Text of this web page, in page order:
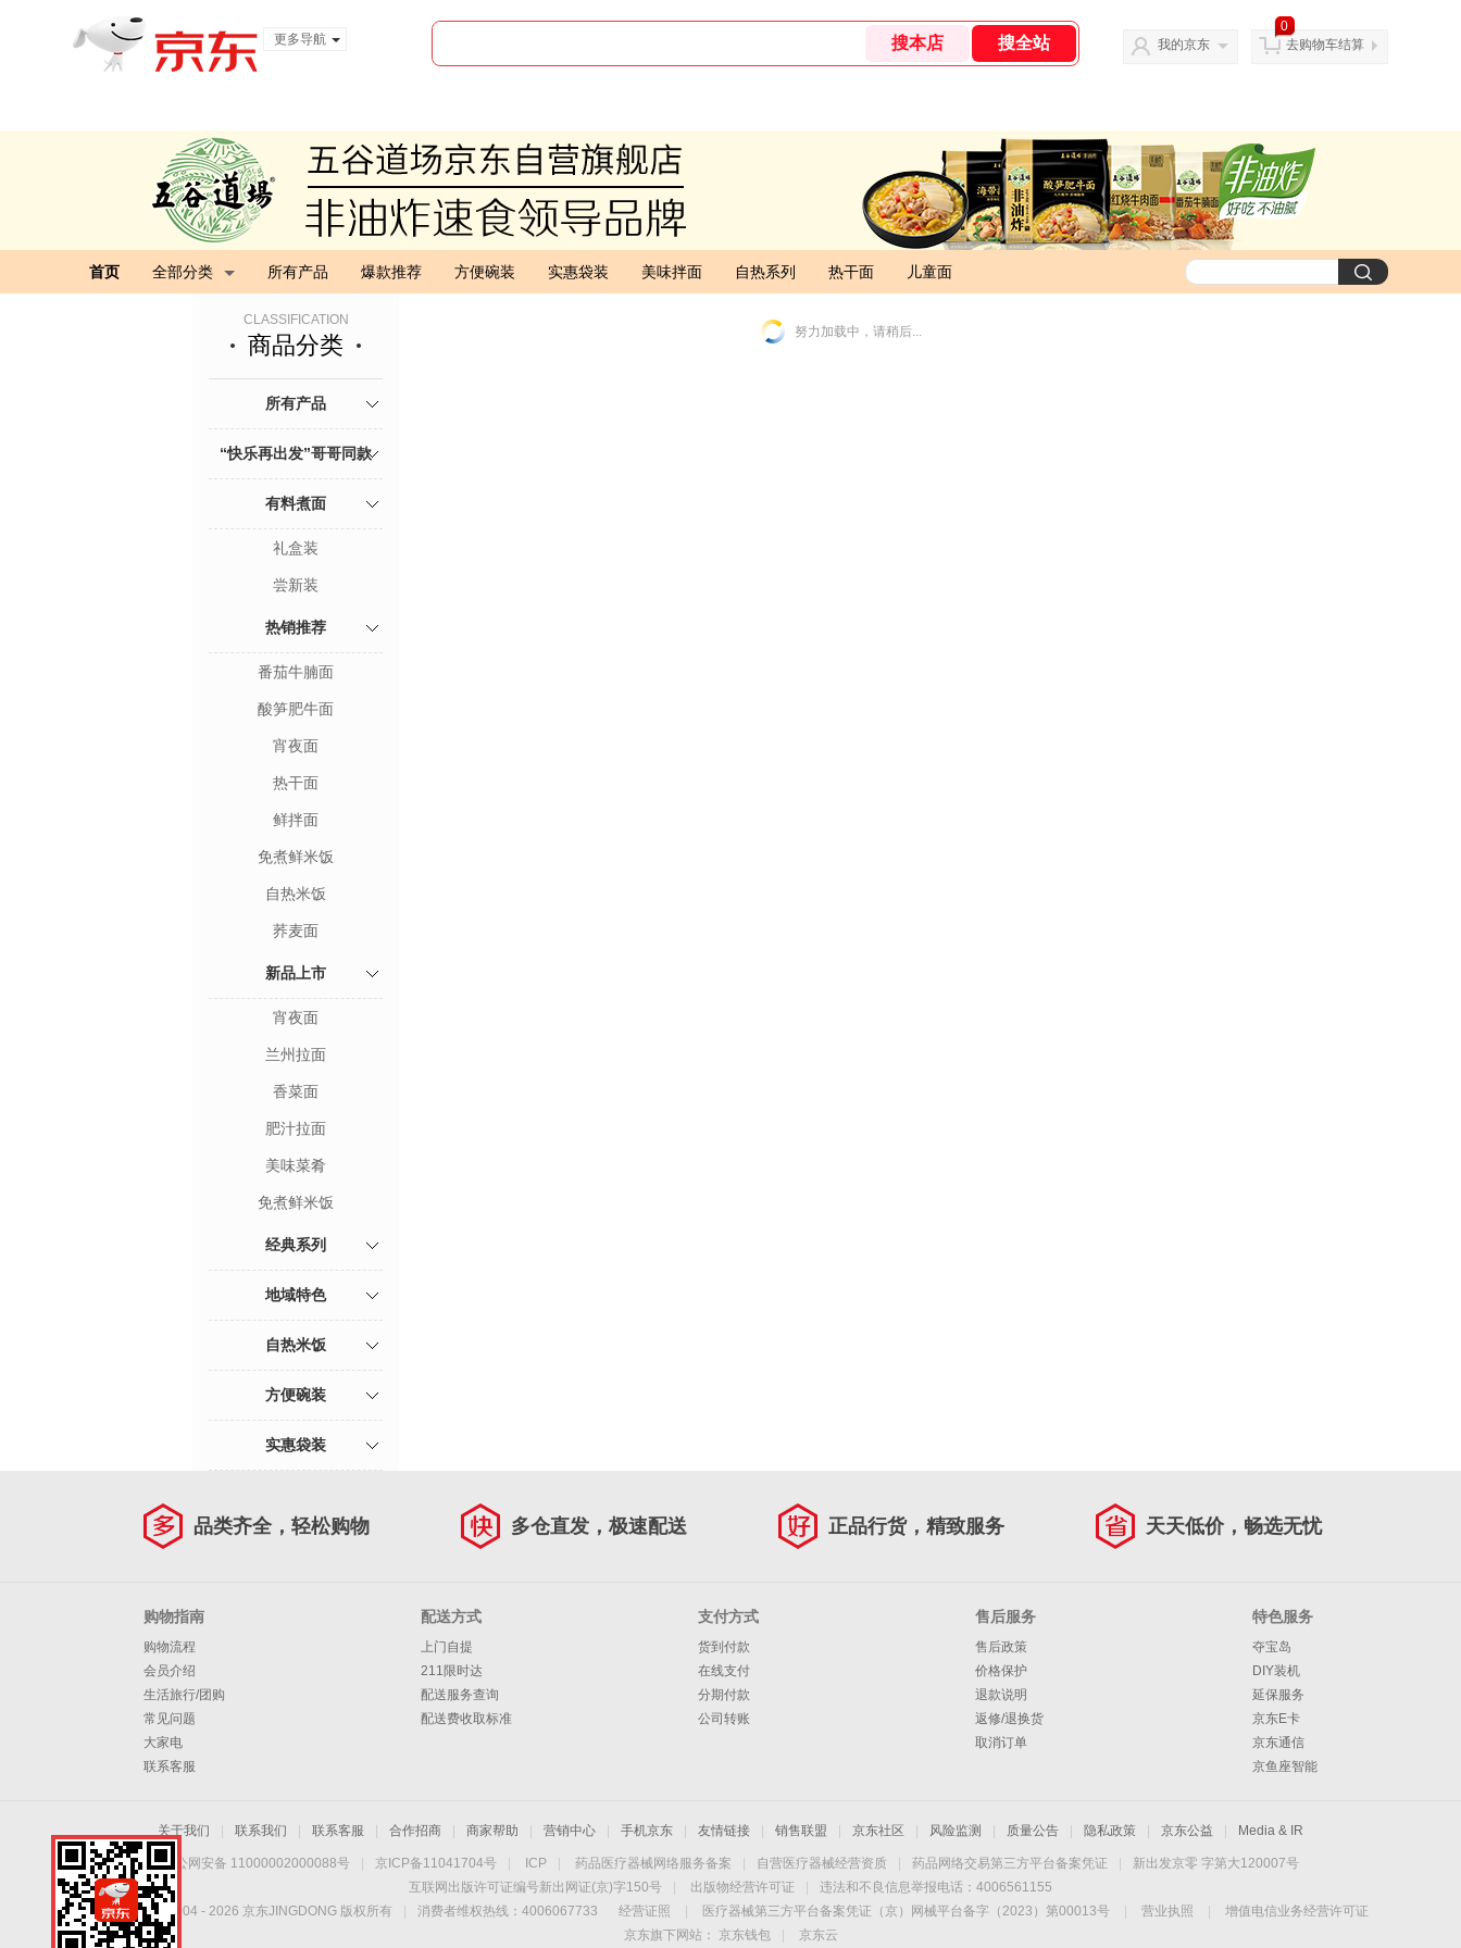
更多导航
我的京东
0
去购物车结算
首页 全部分类 所有产品 爆款推荐 方便碗装 实惠袋装 美味拌面 自热系列 热干面 儿童面
CLASSIFICATION
商品分类
所有产品
“快乐再出发”哥哥同款
有料煮面
礼盒装
尝新装
热销推荐
番茄牛腩面
酸笋肥牛面
宵夜面
热干面
鲜拌面
免煮鲜米饭
自热米饭
荞麦面
新品上市
宵夜面
兰州拉面
香菜面
肥汁拉面
美味菜肴
免煮鲜米饭
经典系列
地域特色
自热米饭
方便碗装
实惠袋装
努力加载中，请稍后...
品类齐全，轻松购物 多仓直发，极速配送 正品行货，精致服务 天天低价，畅选无忧
购物指南
购物流程
会员介绍
生活旅行/团购
常见问题
大家电
联系客服
配送方式
上门自提
211限时达
配送服务查询
配送费收取标准
支付方式
货到付款
在线支付
分期付款
公司转账
售后服务
售后政策
价格保护
退款说明
返修/退换货
取消订单
特色服务
夺宝岛
DIY装机
延保服务
京东E卡
京东通信
京鱼座智能
关于我们 联系我们 联系客服 合作招商 商家帮助 营销中心 手机京东 友情链接 销售联盟 京东社区 风险监测 质量公告 隐私政策 京东公益 Media & IR
京公网安备 11000002000088号 京ICP备11041704号 ICP 药品医疗器械网络服务备案 自营医疗器械经营资质 药品网络交易第三方平台备案凭证
新出发京零 字第大120007号
互联网出版许可证编号新出网证(京)字150号
出版物经营许可证
违法和不良信息举报电话：4006561155
Copyright © 2004 - 2026 京东JINGDONG 版权所有 消费者维权热线：4006067733 经营证照 医疗器械第三方平台备案凭证（京）网械平台备字（2023）第00013号 营业执照
增值电信业务经营许可证
京东旗下网站：
京东钱包 京东云